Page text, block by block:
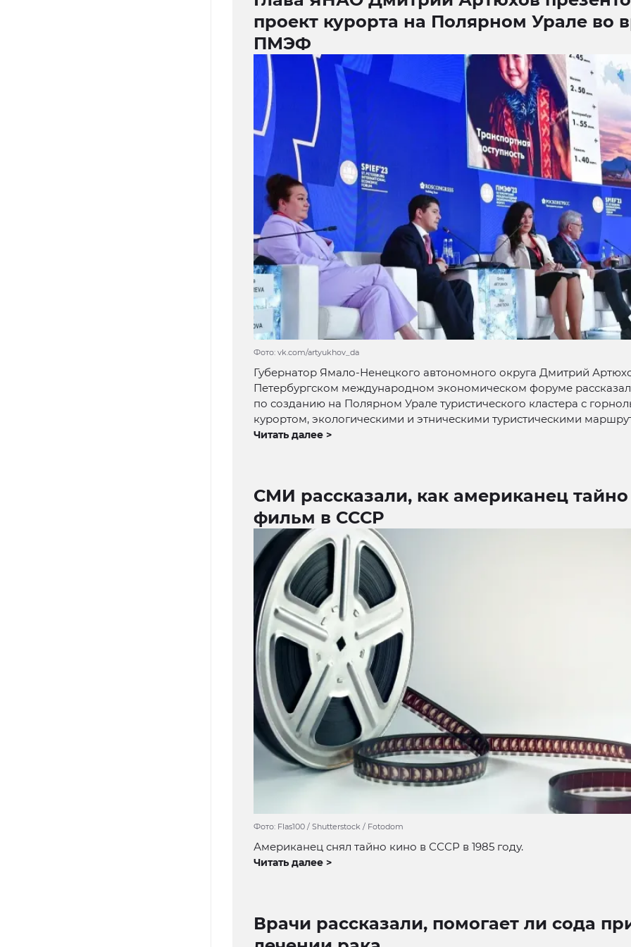
проект курорта на Полярном Урале во
ПМЭФ
Фото: vk.com/artyukhov_da
Губернатор Ямало-Ненецкого автономного округа Дмитрий
Петербургском международном экономическом форуме
по созданию на Полярном Урале туристического кластера с
курортом, экологическими и этническими туристическими
Читать далее >
СМИ рассказали, как американец
фильм в СССР
Фото: Flas100 / Shutterstock / Fotodom
Американец снял тайно кино в СССР в 1985 году.
Читать далее >
Врачи рассказали, помогает ли сода